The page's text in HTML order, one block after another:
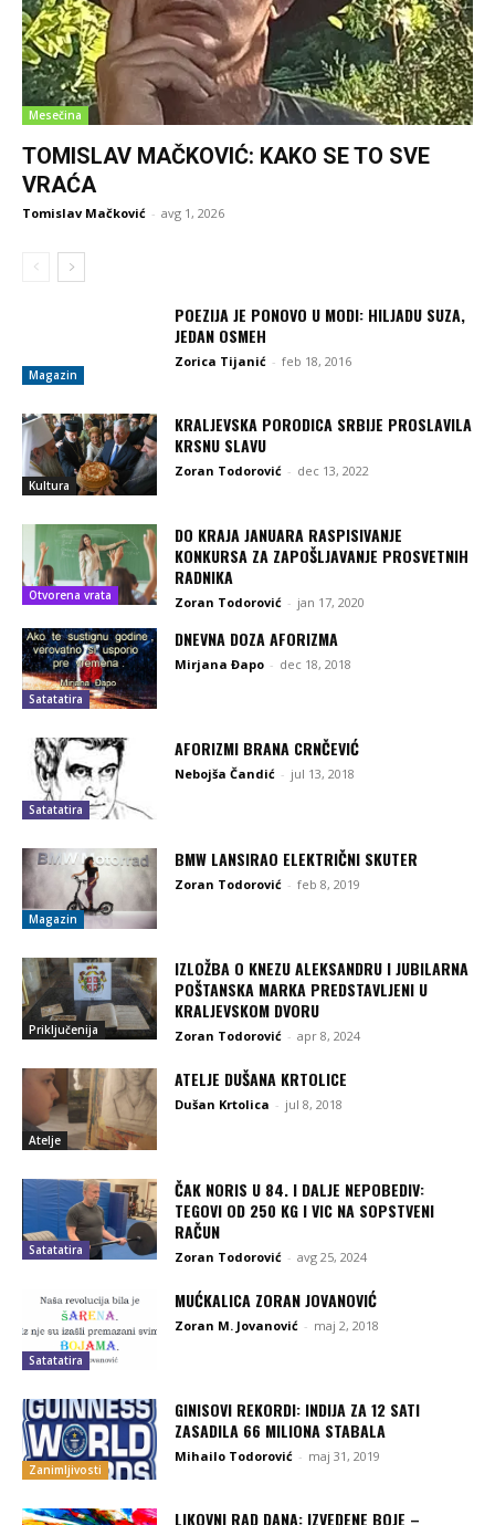
Mesečina
TOMISLAV MAČKOVIĆ: KAKO SE TO SVE
VRAĆA
Tomislav Mačković - avg 1, 2026
Magazin
POEZIJA JE PONOVO U MODI: HILJADU SUZA,
JEDAN OSMEH
Zorica Tijanić - feb 18, 2016
Kultura
KRALJEVSKA PORODICA SRBIJE PROSLAVILA
KRSNU SLAVU
Zoran Todorović - dec 13, 2022
Otvorena vrata
DO KRAJA JANUARA RASPISIVANJE
KONKURSA ZA ZAPOŠLJAVANJE PROSVETNIH
RADNIKA
Zoran Todorović - jan 17, 2020
Satatatira
DNEVNA DOZA AFORIZMA
Mirjana Đapo - dec 18, 2018
Satatatira
AFORIZMI BRANA CRNČEVIĆ
Nebojša Čandić - jul 13, 2018
Magazin
BMW LANSIRAO ELEKTRIČNI SKUTER
Zoran Todorović - feb 8, 2019
Priključenija
IZLOŽBA O KNEZU ALEKSANDRU I JUBILARNA
POŠTANSKA MARKA PREDSTAVLJENI U
KRALJEVSKOM DVORU
Zoran Todorović - apr 8, 2024
Atelje
ATELJE DUŠANA KRTOLICE
Dušan Krtolica - jul 8, 2018
Satatatira
ČAK NORIS U 84. I DALJE NEPOBEDIV:
TEGOVI OD 250 KG I VIC NA SOPSTVENI
RAČUN
Zoran Todorović - avg 25, 2024
Satatatira
MUĆKALICA ZORAN JOVANOVIĆ
Zoran M. Jovanović - maj 2, 2018
Zanimljivosti
GINISOVI REKORDI: INDIJA ZA 12 SATI
ZASADILA 66 MILIONA STABALA
Mihailo Todorović - maj 31, 2019
LIKOVNI RAD DANA: IZVEDENE BOJE –